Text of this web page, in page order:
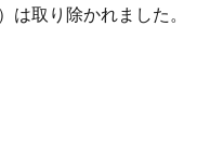
取り除かれました。